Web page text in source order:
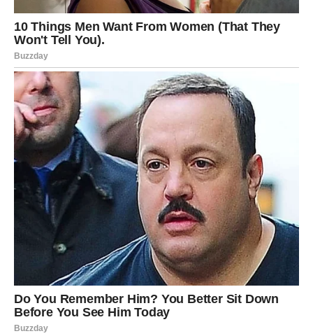
VAGA
Vi ste u potrazi za mirom – i polako ga pronalazite. Ovi
dani donose balans, ali tek nakon iskrenog i hrabrog
razgovora. Ljubav zahteva jasnoću: ili ćete se boriti za
ono što želite, ili ćete shvatiti da je vreme da se okrenete
sebi.
Finansijski aspekt je stabilan, uz moguć manji, ali koristan
dobitak. Treći dan donosi emotivno olakšanje i osećaj da
ste skinuli teret sa srca.
ŠKORPIJA
Emocije su duboke, snažne i intenzivne. Ova tri dana